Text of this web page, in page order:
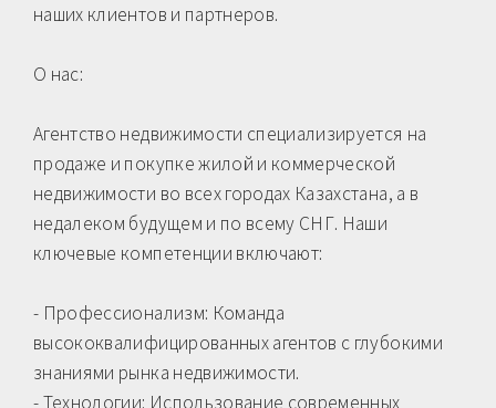
наших клиентов и партнеров.
О нас:
Агентство недвижимости специализируется на
продаже и покупке жилой и коммерческой
недвижимости во всех городах Казахстана, а в
недалеком будущем и по всему СНГ. Наши
ключевые компетенции включают:
- Профессионализм: Команда
высококвалифицированных агентов с глубокими
знаниями рынка недвижимости.
- Технологии: Использование современных